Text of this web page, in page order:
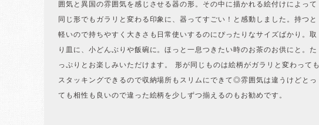
囲気と異国の雰囲気を感じさせる器の形。その中に描かれる絵付けによって
同じ形でもガラリと変わる印象に、器ってすごい！と感動しました。持つと
軽いので持ちやすく大きさも日常使いするのにぴったりなサイズばかり。取
り皿に、小どんぶりや飯碗に。ほっと一息つきたい時のお茶のお供にと。た
っぷりとお楽しみいただけます。 形が同じものは絵柄がガラリと変わっても
スタッキングできるので収納場所もスリムにできて◎雰囲気は違うけどとっ
ても相性も良いので違った絵柄を少しずつ揃えるのもお勧めです。